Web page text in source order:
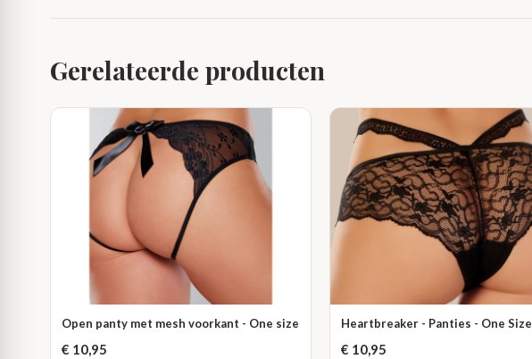
Gerelateerde producten
Open panty met mesh voorkant - One size
€ 10,95
Heartbreaker - Panties - One Size
€ 10,95